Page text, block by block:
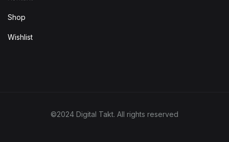
Shop
Wishlist
©2024 Digital Takt. All rights reserved